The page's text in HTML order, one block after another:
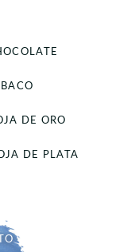
DE ORO
DE PLATA